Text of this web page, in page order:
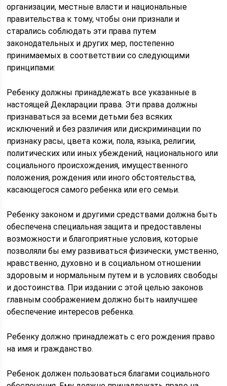
организации, местные власти и национальные
правительства к тому, чтобы они признали и
старались соблюдать эти права путем
законодательных и других мер, постепенно
принимаемых в соответствии со следующими
принципами:
Ребенку должны принадлежать все указанные в
настоящей Декларации права. Эти права должны
признаваться за всеми детьми без всяких
исключений и без различия или дискриминации по
признаку расы, цвета кожи, пола, языка, религии,
политических или иных убеждений, национального или
социального происхождения, имущественного
положения, рождения или иного обстоятельства,
касающегося самого ребенка или его семьи.
Ребенку законом и другими средствами должна быть
обеспечена специальная защита и предоставлены
возможности и благоприятные условия, которые
позволяли бы ему развиваться физически, умственно,
нравственно, духовно и в социальном отношении
здоровым и нормальным путем и в условиях свободы
и достоинства. При издании с этой целью законов
главным соображением должно быть наилучшее
обеспечение интересов ребенка.
Ребенку должно принадлежать с его рождения право
на имя и гражданство.
Ребенок должен пользоваться благами социального